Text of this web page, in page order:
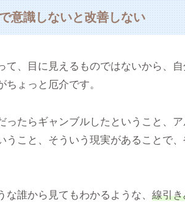
意識しないと改善しない
て、目に見えるものではないから、
ょっと厄介です。
ったらギャンブルしたということ、
うこと、そういう現実があることで
な誰から見てもわかるような、 線引